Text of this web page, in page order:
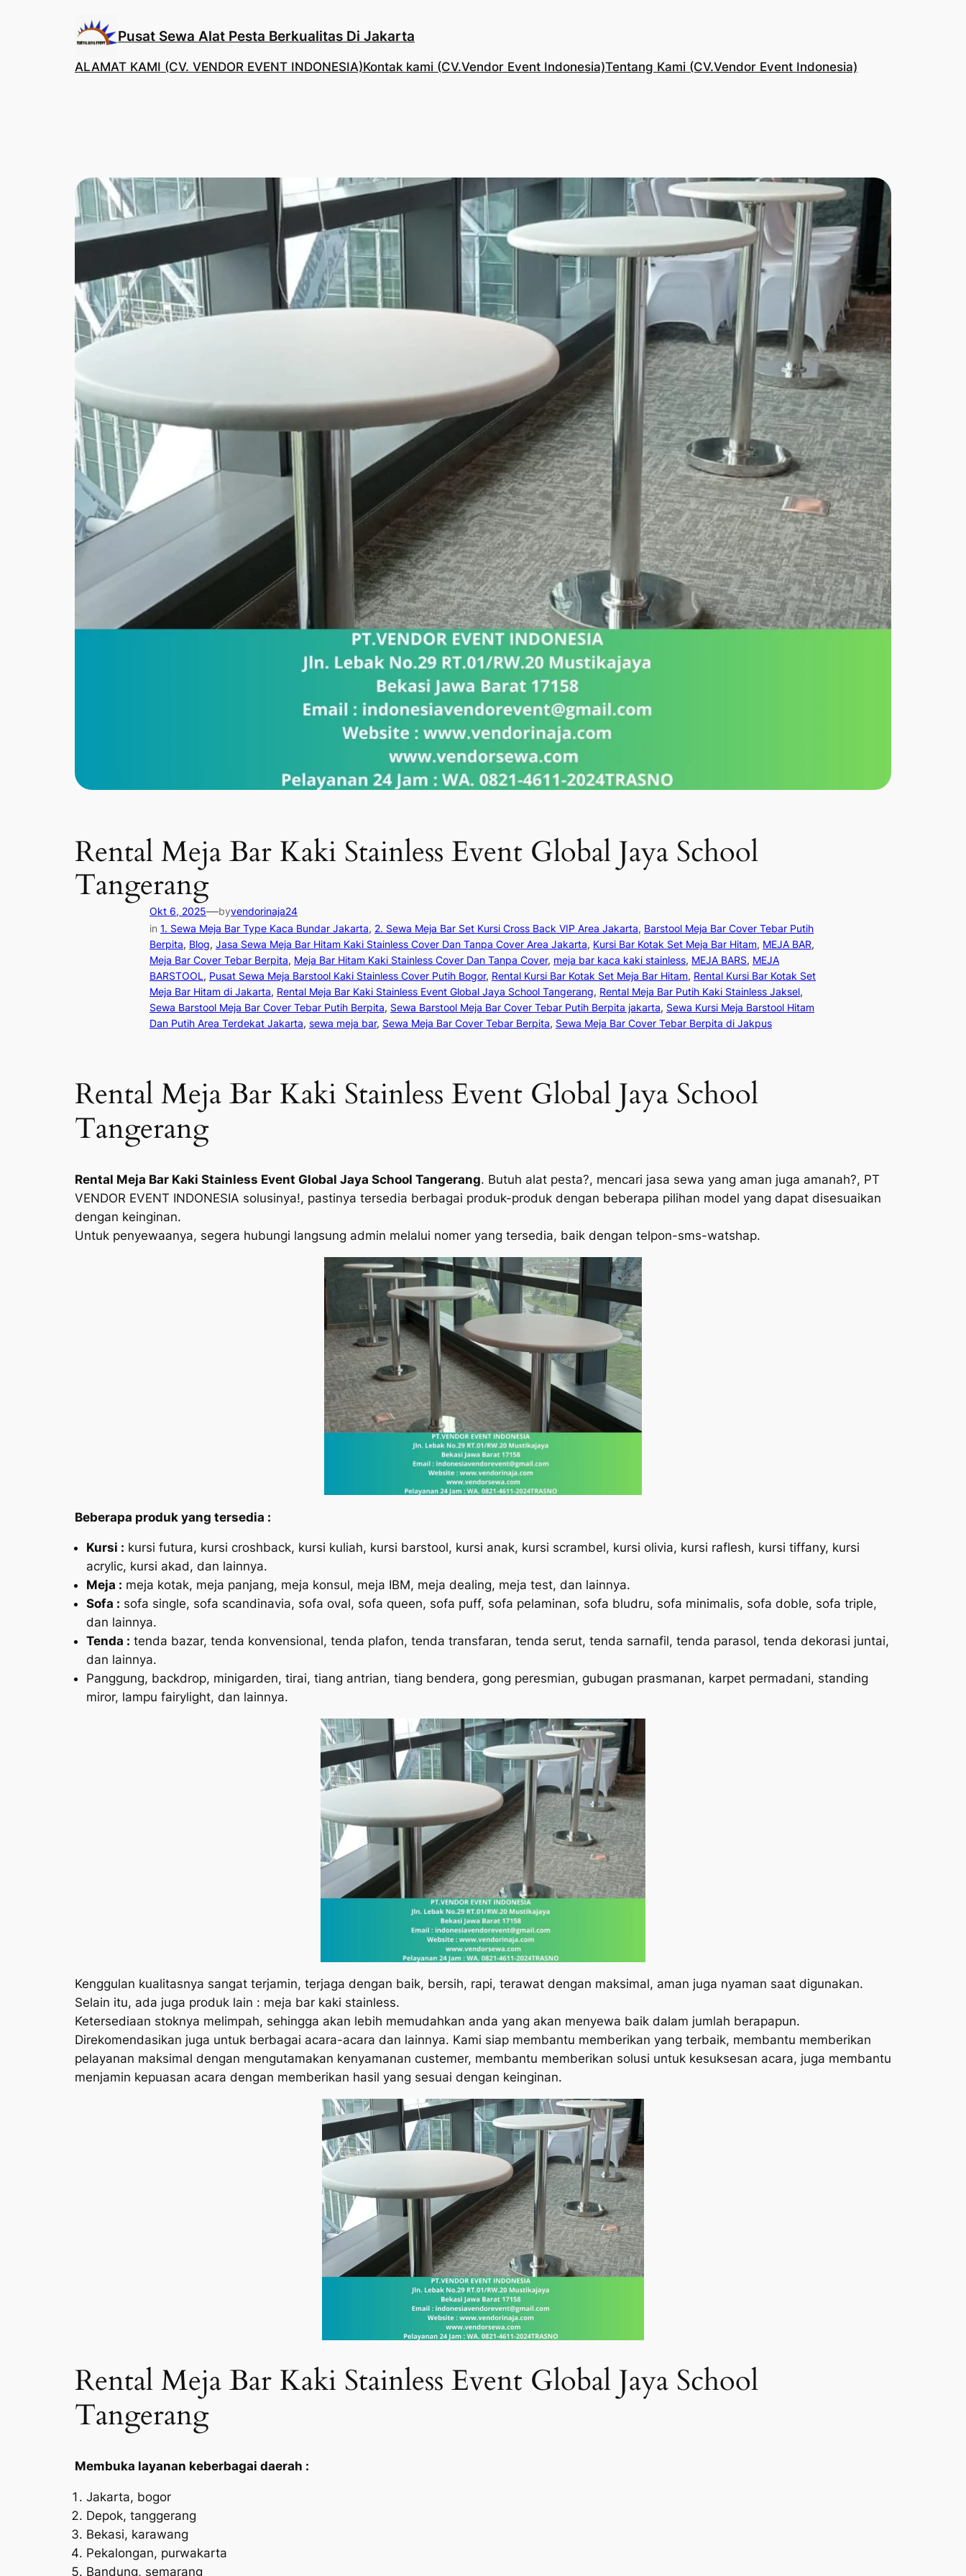
Pusat Sewa Alat Pesta Berkualitas Di Jakarta
ALAMAT KAMI (CV. VENDOR EVENT INDONESIA)Kontak kami (CV.Vendor Event Indonesia)Tentang Kami (CV.Vendor Event Indonesia)
Rental Meja Bar Kaki Stainless Event Global Jaya School
Tangerang
Okt 6, 2025—byvendorinaja24
in 1. Sewa Meja Bar Type Kaca Bundar Jakarta, 2. Sewa Meja Bar Set Kursi Cross Back VIP Area Jakarta, Barstool Meja Bar Cover Tebar Putih
Berpita, Blog, Jasa Sewa Meja Bar Hitam Kaki Stainless Cover Dan Tanpa Cover Area Jakarta, Kursi Bar Kotak Set Meja Bar Hitam, MEJA BAR
Meja Bar Cover Tebar Berpita, Meja Bar Hitam Kaki Stainless Cover Dan Tanpa Cover, meja bar kaca kaki stainless, MEJA BARS, MEJA
BARSTOOL, Pusat Sewa Meja Barstool Kaki Stainless Cover Putih Bogor, Rental Kursi Bar Kotak Set Meja Bar Hitam, Rental Kursi Bar Kotak Set
Meja Bar Hitam di Jakarta, Rental Meja Bar Kaki Stainless Event Global Jaya School Tangerang, Rental Meja Bar Putih Kaki Stainless Jaksel
Sewa Barstool Meja Bar Cover Tebar Putih Berpita, Sewa Barstool Meja Bar Cover Tebar Putih Berpita jakarta, Sewa Kursi Meja Barstool Hitam
Dan Putih Area Terdekat Jakarta, sewa meja bar, Sewa Meja Bar Cover Tebar Berpita, Sewa Meja Bar Cover Tebar Berpita di Jakpus
Rental Meja Bar Kaki Stainless Event Global Jaya School
Tangerang
Rental Meja Bar Kaki Stainless Event Global Jaya School Tangerang. Butuh alat pesta?, mencari jasa sewa yang aman juga amanah?, PT
VENDOR EVENT INDONESIA solusinya!, pastinya tersedia berbagai produk-produk dengan beberapa pilihan model yang dapat disesuaikan
dengan keinginan.
Untuk penyewaanya, segera hubungi langsung admin melalui nomer yang tersedia, baik dengan telpon-sms-watshap.
Beberapa produk yang tersedia :
Kursi : kursi futura, kursi croshback, kursi kuliah, kursi barstool, kursi anak, kursi scrambel, kursi olivia, kursi raflesh, kursi tiffany, kursi
acrylic, kursi akad, dan lainnya.
Meja : meja kotak, meja panjang, meja konsul, meja IBM, meja dealing, meja test, dan lainnya.
Sofa : sofa single, sofa scandinavia, sofa oval, sofa queen, sofa puff, sofa pelaminan, sofa bludru, sofa minimalis, sofa doble, sofa triple,
dan lainnya.
Tenda : tenda bazar, tenda konvensional, tenda plafon, tenda transfaran, tenda serut, tenda sarnafil, tenda parasol, tenda dekorasi juntai,
dan lainnya.
Panggung, backdrop, minigarden, tirai, tiang antrian, tiang bendera, gong peresmian, gubugan prasmanan, karpet permadani, standing
miror, lampu fairylight, dan lainnya.
Kenggulan kualitasnya sangat terjamin, terjaga dengan baik, bersih, rapi, terawat dengan maksimal, aman juga nyaman saat digunakan.
Selain itu, ada juga produk lain : meja bar kaki stainless.
Ketersediaan stoknya melimpah, sehingga akan lebih memudahkan anda yang akan menyewa baik dalam jumlah berapapun.
Direkomendasikan juga untuk berbagai acara-acara dan lainnya. Kami siap membantu memberikan yang terbaik, membantu memberikan
pelayanan maksimal dengan mengutamakan kenyamanan custemer, membantu memberikan solusi untuk kesuksesan acara, juga membantu
menjamin kepuasan acara dengan memberikan hasil yang sesuai dengan keinginan.
Rental Meja Bar Kaki Stainless Event Global Jaya School
Tangerang
Membuka layanan keberbagai daerah :
Jakarta, bogor
Depok, tanggerang
Bekasi, karawang
Pekalongan, purwakarta
Bandung, semarang